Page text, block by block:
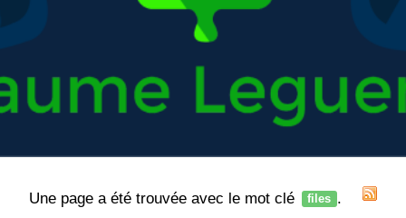
Une page a été trouvée avec le mot clé files .